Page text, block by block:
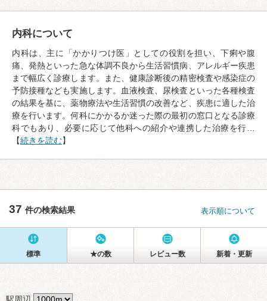
内科について
内科は、主に「かかりつけ医」としての役割を担い、下痢や腹
痛、発熱といった急な体調不良から生活習慣病、アレルギー疾患
まで幅広く診療します。また、健康診断後の精密検査や感染症の
予防接種なども実施します。血液検査、尿検査といった各種検査
の結果を基に、薬物療法や生活習慣の改善など、疾患に適した治
療を行います。何科にかかるか迷った際の最初の窓口となる診療
科でもあり、必要に応じて他科への紹介や連携した治療を行…
【続きを読む】
37 件の検索結果 表示順について
標準 ★の数 レビュー数 新着・更新